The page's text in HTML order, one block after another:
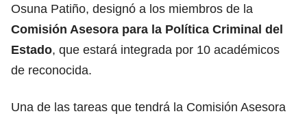
Osuna Patiño, designó a los miembros de la
Comisión Asesora para la Política Criminal del
Estado, que estará integrada por 10 académicos
de reconocida.
Una de las tareas que tendrá la Comisión Asesora